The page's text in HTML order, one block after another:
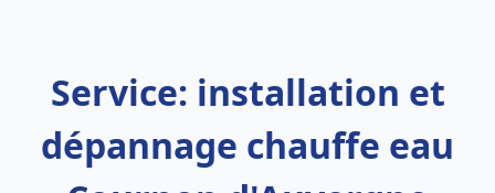
Service: installation et
dépannage chauffe eau